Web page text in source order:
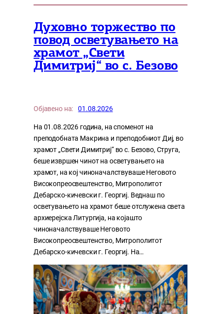
Духовно торжество по
повод осветувањето на
храмот „Свети
Димитриј“ во с. Безово
Објавено на: 01.08.2026
На 01.08.2026 година, на споменот на
преподобната Макрина и преподобниот Диј, во
храмот „Свети Димитриј“ во с. Безово, Струга,
беше извршен чинот на осветувањето на
храмот, на кој чиноначалствуваше Неговото
Високопреосвештенство, Митрополитот
Дебарско-кичевски г. Георгиј. Веднаш по
осветувањето на храмот беше отслужена света
архиерејска Литургија, на којашто
чиноначалствуваше Неговото
Високопреосвештенство, Митрополитот
Дебарско-кичевски г. Георгиј. На…